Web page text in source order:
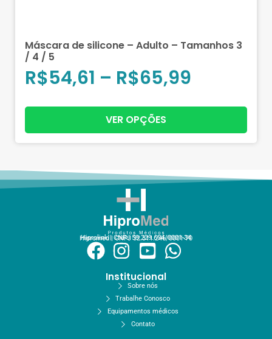
Máscara de silicone – Adulto – Tamanhos 3
/ 4 / 5
R$54,61 – R$65,99
VER OPÇÕES
Hiprolink | CNPJ 59.229.654/0001-34
Hipromed | CNPJ 32.311.246/0001-70
Institucional
Sobre nós
Trabalhe Conosco
Equipamentos médicos
Contato